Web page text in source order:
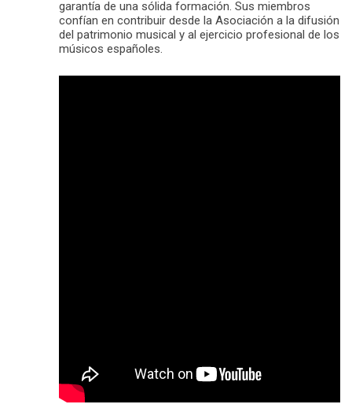
garantía de una sólida formación. Sus miembros
confían en contribuir desde la Asociación a la difusión
del patrimonio musical y al ejercicio profesional de los
músicos españoles.